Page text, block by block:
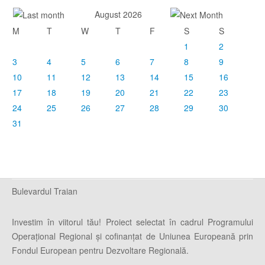
August 2026
M
T W T F S
S
1
2
3
4 5 6 7 8
9
10
11 12 13 14 15
16
17
18 19 20 21 22
23
24
25 26 27 28 29
30
31
Bulevardul Traian
Investim în viitorul tău! Proiect selectat în cadrul Programului
Operaţional Regional şi cofinanţat de Uniunea Europeană prin
Fondul European pentru Dezvoltare Regională.